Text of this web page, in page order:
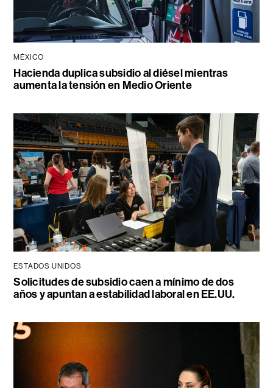
MÉXICO
Hacienda duplica subsidio al diésel mientras
aumenta la tensión en Medio Oriente
ESTADOS UNIDOS
Solicitudes de subsidio caen a mínimo de dos
años y apuntan a estabilidad laboral en EE.UU.